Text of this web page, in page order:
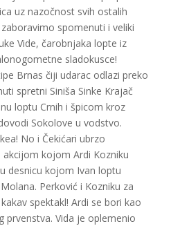
uz nazočnost svih ostalih
spomenuti i veliki
Vide, čarobnjaka lopte iz
sladokusce!
Brnas čiji udarac odlazi preko
spretni Siniša Sinke Krajač
loptu Crnih i špicom kroz
Sokolove u vodstvo.
No i Čekićari ubrzo
kojom Ardi Kozniku
desnicu kojom Ivan loptu
Perković i Kozniku za
spektakl! Ardi se bori kao
prvenstva. Vida je oplemenio